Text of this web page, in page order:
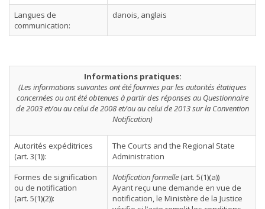
Langues de
communication:
danois, anglais
Informations pratiques:
(Les informations suivantes ont été fournies par les autorités étatiques
concernées ou ont été obtenues à partir des réponses au Questionnaire
de 2003 et/ou au celui de 2008et/ou au celui de 2013sur la Convention
Notification)
Autorités expéditrices
(art. 3(1)):
The Courts and the Regional State
Administration
Formes de signification
ou de notification
(art. 5(1)(2)):
Notification formelle (art. 5(1)(a))
Ayant reçu une demande en vue de
notification, le Ministère de la Justice